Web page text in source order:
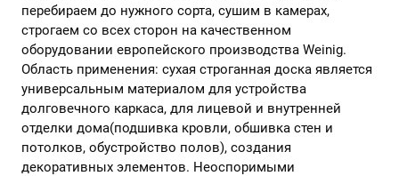
перебираем до нужного сорта, сушим в камерах,
строгаем со всех сторон на качественном
оборудовании европейского производства Weinig.
Область применения: сухая строганная доска является
универсальным материалом для устройства
долговечного каркаса, для лицевой и внутренней
отделки дома(подшивка кровли, обшивка стен и
потолков, обустройство полов), создания
декоративных элементов. Неоспоримыми